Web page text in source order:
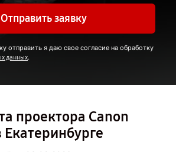
Отправить заявку
отправить я даю свое согласие на обработку
данных.
проектора Canon
Екатеринбурге